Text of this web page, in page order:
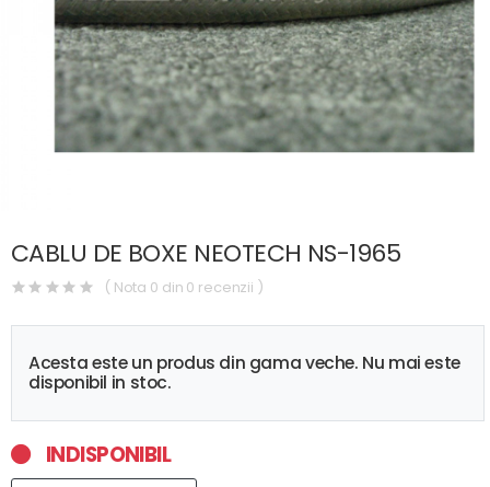
CABLU DE BOXE NEOTECH NS-1965
( Nota 0 din 0 recenzii )
Acesta este un produs din gama veche. Nu mai este
disponibil in stoc.
INDISPONIBIL